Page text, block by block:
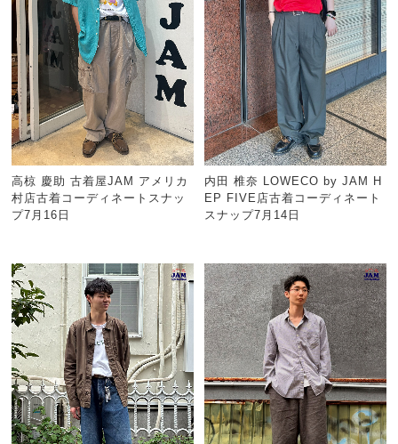
高椋 慶助 古着屋JAM アメリカ
村店古着コーディネートスナッ
プ7月16日
内田 椎奈 LOWECO by JAM H
EP FIVE店古着コーディネート
スナップ7月14日